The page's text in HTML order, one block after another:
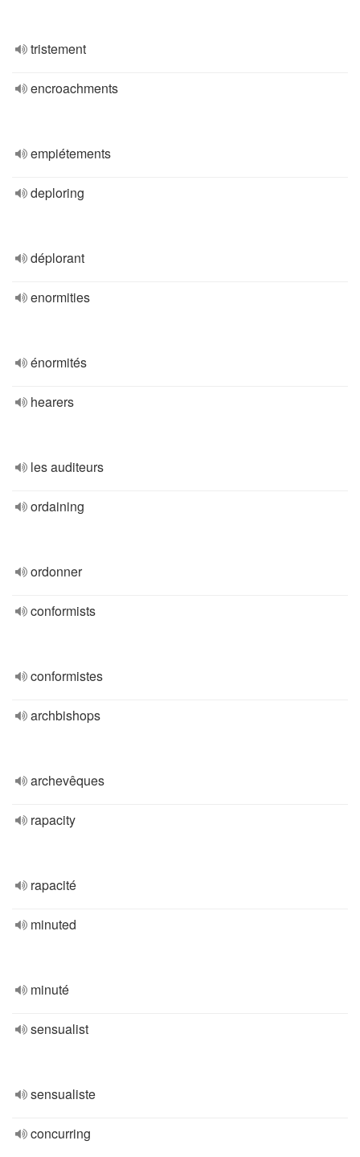
tristement
encroachments
empiétements
deploring
déplorant
enormities
énormités
hearers
les auditeurs
ordaining
ordonner
conformists
conformistes
archbishops
archevêques
rapacity
rapacité
minuted
minuté
sensualist
sensualiste
concurring